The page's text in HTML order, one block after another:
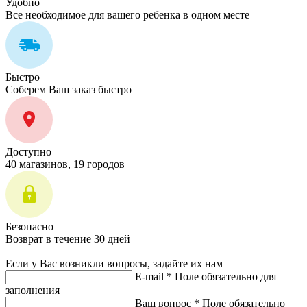
Удобно
Все необходимое для вашего ребенка в одном месте
Быстро
Соберем Ваш заказ быстро
Доступно
40 магазинов, 19 городов
Безопасно
Возврат в течение 30 дней
Если у Вас возникли вопросы, задайте их нам
E-mail * Поле обязательно для
заполнения
Ваш вопрос * Поле обязательно